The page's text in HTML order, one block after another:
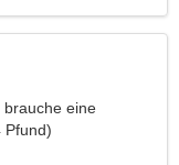
brauche eine
Pfund)